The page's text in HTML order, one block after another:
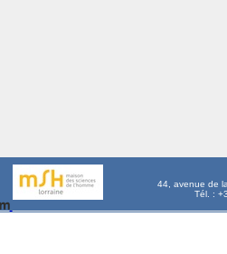
44, avenue de
Tél. :